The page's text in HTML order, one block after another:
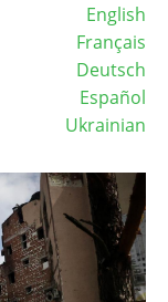
English
Français
Deutsch
Español
Ukrainian